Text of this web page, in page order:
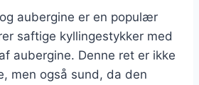
aubergine er en populær
saftige kyllingestykker med
aubergine. Denne ret er ikke
men også sund, da den